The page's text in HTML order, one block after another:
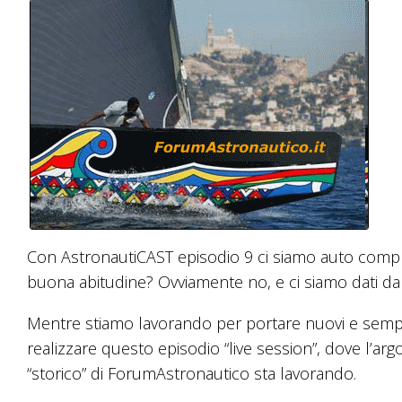
Con AstronautiCAST episodio 9 ci siamo auto
buona abitudine? Ovviamente no, e ci siamo dati
Mentre stiamo lavorando per portare nuovi e
realizzare questo episodio “live session”, dove
“storico” di ForumAstronautico sta lavorando.